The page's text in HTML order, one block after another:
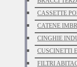
CASSETTE
CATENE
CINGHIE
CUSCINETTI
FILTRI